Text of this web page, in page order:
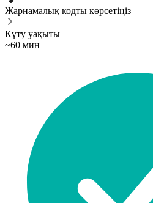
Жарнамалық кодты көрсетіңіз
Күту уақыты
~60 мин